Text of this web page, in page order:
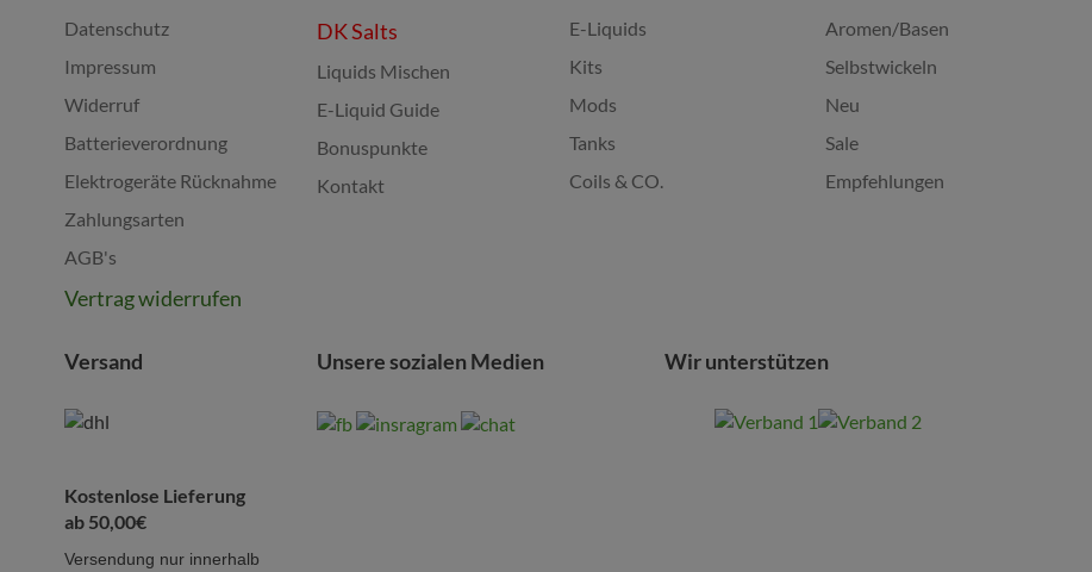
Datenschutz
Impressum
Widerruf
Batterieverordnung
Elektrogeräte Rücknahme
Zahlungsarten
AGB's
Vertrag widerrufen
DK Salts
Liquids Mischen
E-Liquid Guide
Bonuspunkte
Kontakt
E-Liquids
Kits
Mods
Tanks
Coils & CO.
Aromen/Basen
Selbstwickeln
Neu
Sale
Empfehlungen
Versand
Kostenlose Lieferung
ab 50,00€
Versendung nur innerhalb
Unsere sozialen Medien Wir unterstützen